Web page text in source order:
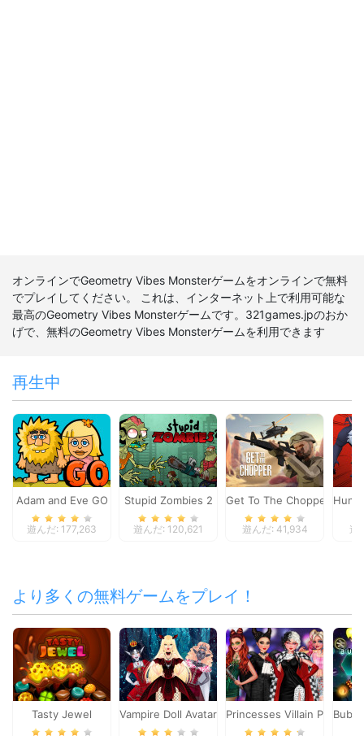
オンラインでGeometry Vibes Monsterゲームをオンラインで無料
でプレイしてください。 これは、インターネット上で利用可能な
最高のGeometry Vibes Monsterゲームです。321games.jpのおか
げで、無料のGeometry Vibes Monsterゲームを利用できます
再生中
Adam and Eve GO
遊んだ: 177,263
Stupid Zombies 2
遊んだ: 120,621
Get To The Chopper
遊んだ: 41,934 遊
より多くの無料ゲームをプレイ！
Tasty Jewel Vampire Doll Avatar CreatorPrincesses Villain Party